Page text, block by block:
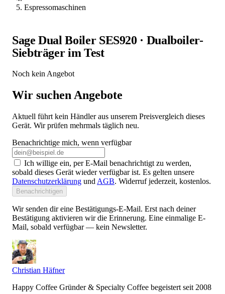
Espressomaschinen
Sage Dual Boiler SES920 · Dualboiler-
Siebträger im Test
Noch kein Angebot
Wir suchen Angebote
Aktuell führt kein Händler aus unserem Preisvergleich dieses
Gerät. Wir prüfen mehrmals täglich neu.
Benachrichtige mich, wenn verfügbar
Ich willige ein, per E-Mail benachrichtigt zu werden,
sobald dieses Gerät wieder verfügbar ist. Es gelten unsere
Datenschutzerklärung und AGB. Widerruf jederzeit, kostenlos.
Benachrichtigen
Wir senden dir eine Bestätigungs-E-Mail. Erst nach deiner
Bestätigung aktivieren wir die Erinnerung. Eine einmalige E-
Mail, sobald verfügbar — kein Newsletter.
Christian Häfner
Happy Coffee Gründer & Specialty Coffee begeistert seit 2008